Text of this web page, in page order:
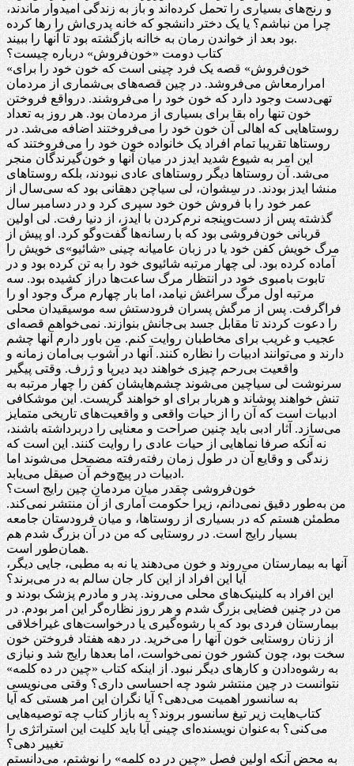
و رنج‌های بسیاری را تحمل کرده‌اند و باز به زندگی امیدوار ماندند،
چرا من نباشم؟ یا یک دختر دانشجو که خانه پدری‌اش را رها کرده
بود بعد از خواندن رمان به خاانه بازگشته بود تا آنها را ببیند.
کتاب دومت «خون‌فروش» درباره چیست؟
«خون‌فروش» قصه یک فرد چینی است که خون خود را برای
امرارمعاش می‌فروشد. در چین قصه‌های بی‌شماری از مردمان
تهی‌دست وجود دارد که خون خود را می‌فروشند. درواقع فروختن
خون تنها راه بقا برای بسیاری از مردمان بود. هر روز به تعداد
روستاهایی که اهالی آن خون خود را می‌فروختند اضافه می‌شد. در
روستاها تقریبا تمام افراد یک خانواده خون خود را می‌فروختند که
این امر به شیوع شدید ایدز در میان آنها و خون‌گیرندگان منجر
می‌شد. آن روستاها دیگر روستاهای عادی نبودند، بلکه روستاهای
منشا ایدز بودند. در سِشوان، لی سیاچن دهقانی بود که سی‌سال از
عمر خود را با فروش خون خود سپری کرد و در دسامبر سال
گذشته پس از دست‌وپنجه نرم‌کردن با ایدز، از دنیا رفت. لی اولین
قربانی خون‌فروشی بود که با رسانه‌ها گفت‌وگو کرد. او پیش از
مرگ خویش کفن خود یا در زبان عامیانه چینی «شائیو»ی خویش را
آماده کرده بود. لی چهار مرتبه شائیوی خود را به تن کرده بود و در
تابوت بامبوی خود در انتظار مرگ ساعت‌ها دراز کشیده بود. سه
مرتبه اول مرگ سراغش نیامد، اما بار چهارم مرگ وجود او را
فراگرفت. پس از مرگش پسران فرودستش سه موسیقیدان محلی
را دعوت کردند تا مقابل جسد بی‌جانش بنوازند. نمی‌خواهم قصه‌ای
عجیب و غریب برای مخاطبان روایت کنم. من باور دارم آنها چشم
دارند و می‌توانند ادبیات را نظاره کنند. آنها در آشوب بی‌امان زمانه و
واقعیت بی‌رحم چیزی خواهند دید دیرپا و ژرف. وقتی پیگیر
سرنوشت لی سیاچین می‌شوند چشم‌هایشان کفن را چهار مرتبه به
تنش خواهند پوشاند و هربار برای او خواهند گریست. این موشکافی
ادبیات است که آن را از حیات واقعی و واقعیت‌های تاریخی متمایز
می‌سازد. آثار ادبی باید چنین صراحت و معنایی را دربرداشته باشند،
نه آنکه صرفا نماهایی از حیات عادی را روایت کنند. این است که
زندگی و وقایع آن در طول زمان رفته‌رفته مضمحل می‌شوند اما
ادبیات در پیچ‌وخم آن صیقل می‌یابد.
خون‌فروشی چقدر میان مردمان چین رایج است؟
من به‌طور دقیق نمی‌دانم، زیرا حکومت آماری از آن منتشر نمی‌کند.
مطمئن هستم که در بسیاری از روستاها، و میان فرودستان جامعه
بسیار رایج است. در روستایی که من در آن بزرگ شدم هم
همان‌طور است.
آنها به بیمارستان می‌روند و خون می‌دهند یا نه به مطبی، جایی دیگر،
آیا این افراد از این کار جان سالم به در می‌برند؟
این افراد به کلینیک‌های محلی می‌روند. پدر و مادرم پزشک بودند و
من در چنین فضایی بزرگ شدم و هر روز نظاره‌گر این امر بودم. در
بیمارستان فردی بود که با رشوه‌گیری یا درخواست‌های غیراخلاقی
از زنان روستایی خون آنها را می‌خرید. در دهه هفتاد فروختن خون
سخت بود، چون کشور خون نمی‌خواست، اما بعدها رایج شد و نیازی
به رشوه‌دادن و کارهای دیگر نبود. از اینکه کتاب «چین در ده کلمه»
نتوانست در چین منتشر شود چه احساسی داری؟ وقتی می‌نویسی
به سانسور اهمیت می‌دهی؟ آیا نگران این امر هستی که آیا
کتاب‌هایت زیر تیغ سانسور بروند؟ به بازار کتاب چه توصیه‌هایی
می‌کنی؟ به‌عنوان نویسنده‌ای چینی آیا باید کلیت این استراتژی را
تغییر دهی؟
به محض آنکه اولین فصل «چین در ده کلمه» را نوشتم، می‌دانستم